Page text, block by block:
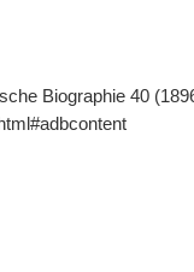
Biographie 40